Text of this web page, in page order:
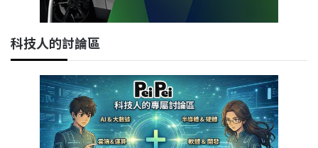
科技人的討論區